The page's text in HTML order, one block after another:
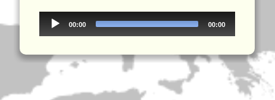
Audio
00:00 00:00